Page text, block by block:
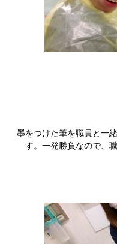
墨をつけた筆を職員と一
す。一発勝負なので、